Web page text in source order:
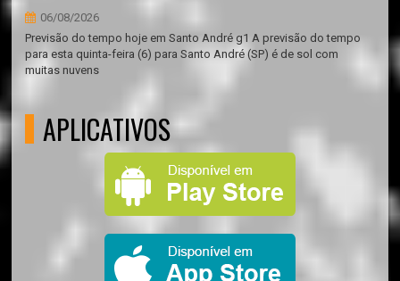
06/08/2026
Previsão do tempo hoje em Santo André g1 A previsão do tempo
para esta quinta-feira (6) para Santo André (SP) é de sol com
muitas nuvens
APLICATIVOS